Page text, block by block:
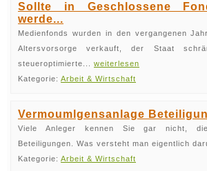
Sollte in Geschlossene
werde...
Medienfonds wurden in den vergangenen
Altersvorsorge verkauft, der Staat
steueroptimierte... weiterlesen
Kategorie: Arbeit & Wirtschaft
Vermoumlgensanlage
Viele Anleger kennen Sie gar nicht, die
Beteiligungen. Was versteht man eigentlich
Kategorie: Arbeit & Wirtschaft